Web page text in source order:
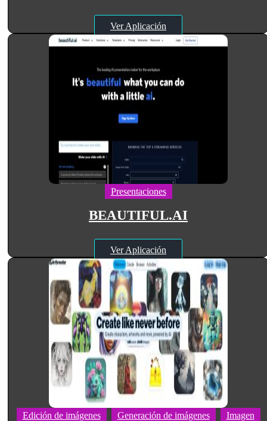
Ver Aplicación
Presentaciones
BEAUTIFUL.AI
Ver Aplicación
Edición de imágenes Generación de imágenes Imagen